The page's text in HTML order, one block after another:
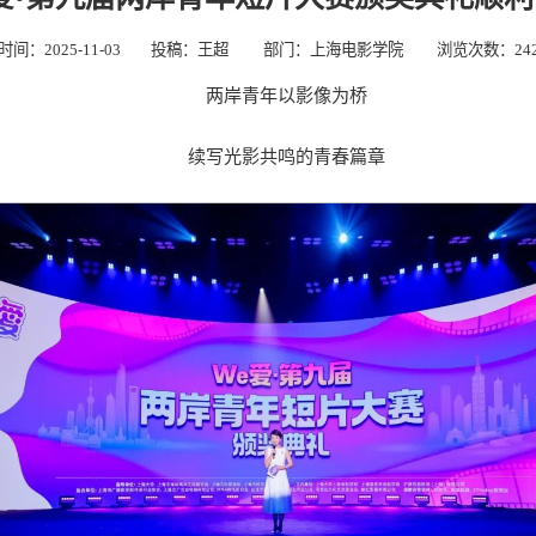
间：2025-11-03 投稿：王超 部门：上海电影学院 浏览次数：
两岸青年以影像为桥
续写光影共鸣的青春篇章